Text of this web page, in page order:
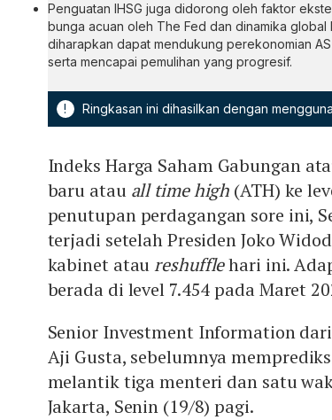
Penguatan IHSG juga didorong oleh faktor
bunga acuan oleh The Fed dan dinamika
diharapkan dapat mendukung perekonomian
serta mencapai pemulihan yang progresif.
! Ringkasan ini dihasilkan dengan
Indeks Harga Saham Gabungan
baru atau all time high (ATH) ke
penutupan perdagangan sore ini,
terjadi setelah Presiden Joko
kabinet ataureshufflehari ini.
berada di level 7.454 pada Maret
Senior Investment Information
Aji Gusta, sebelumnya
melantik tiga menteri dan satu
Jakarta, Senin (19/8) pagi.